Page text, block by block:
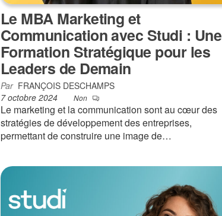
Le MBA Marketing et
Communication avec Studi : Une
Formation Stratégique pour les
Leaders de Demain
Par FRANÇOIS DESCHAMPS
7 octobre 2024
Non
Le marketing et la communication sont au cœur des
stratégies de développement des entreprises,
permettant de construire une image de…